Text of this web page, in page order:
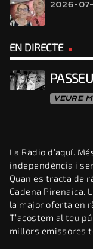
2026-
EN DIRECTE
VEURE
La Ràdio d’aquí.
independència i
Quan es tracta de
Cadena Pirenaica.
la major oferta en
T’acostem al teu
millors emissores